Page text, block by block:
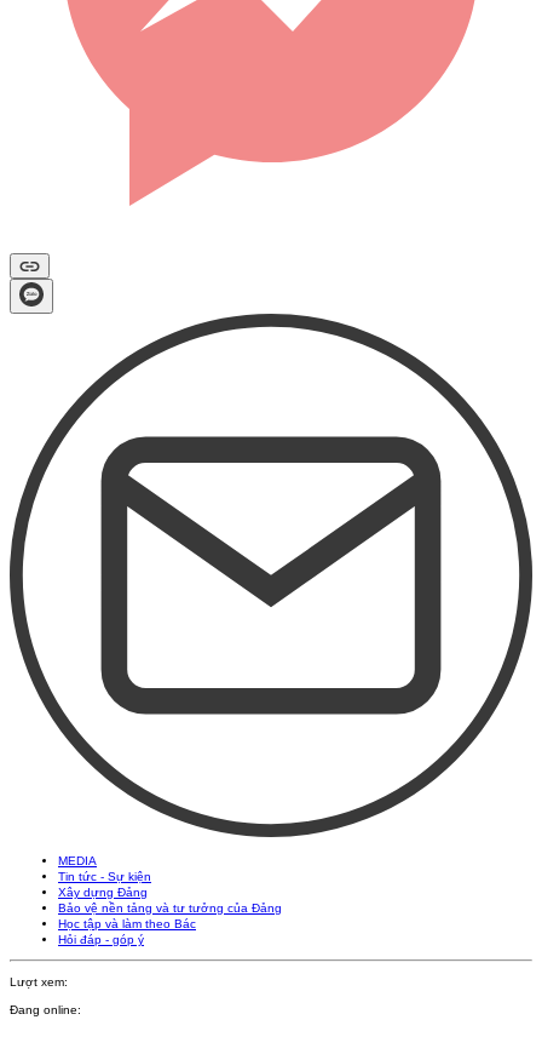
MEDIA
Tin tức - Sự kiện
Xây dựng Đảng
Bảo vệ nền tảng và tư tưởng của Đảng
Học tập và làm theo Bác
Hỏi đáp - góp ý
Lượt xem:
Đang online: